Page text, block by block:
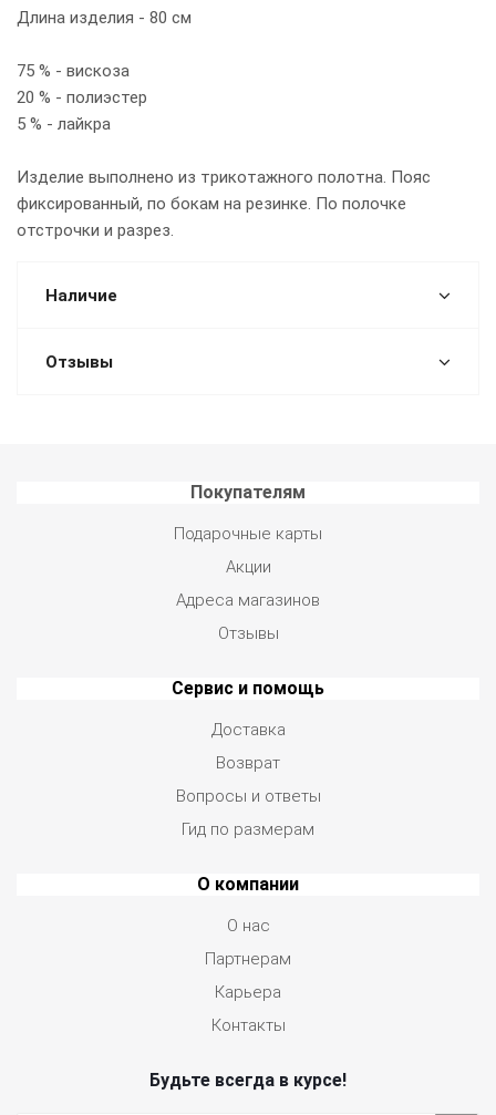
Длина изделия - 80 см
75 % - вискоза
20 % - полиэстер
5 % - лайкра
Изделие выполнено из трикотажного полотна. Пояс
фиксированный, по бокам на резинке. По полочке
отстрочки и разрез.
Наличие
Отзывы
Покупателям
Подарочные карты
Акции
Адреса магазинов
Отзывы
Сервис и помощь
Доставка
Возврат
Вопросы и ответы
Гид по размерам
О компании
О нас
Партнерам
Карьера
Контакты
Будьте всегда в курсе!